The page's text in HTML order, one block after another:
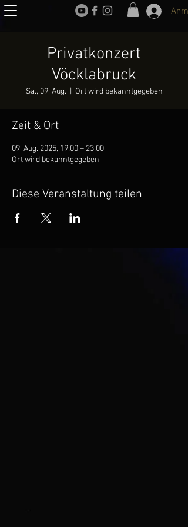
Privatkonzert
Vöcklabruck
Sa., 09. Aug. Ort wird bekanntgegeben
Zeit & Ort
09. Aug. 2025, 19:00 – 23:00
Ort wird bekanntgegeben
Diese Veranstaltung teilen